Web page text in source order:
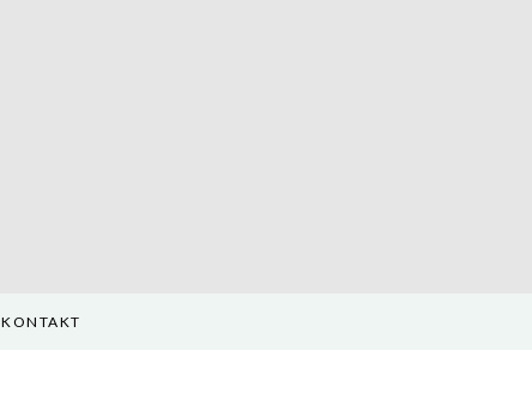
KONTAKT